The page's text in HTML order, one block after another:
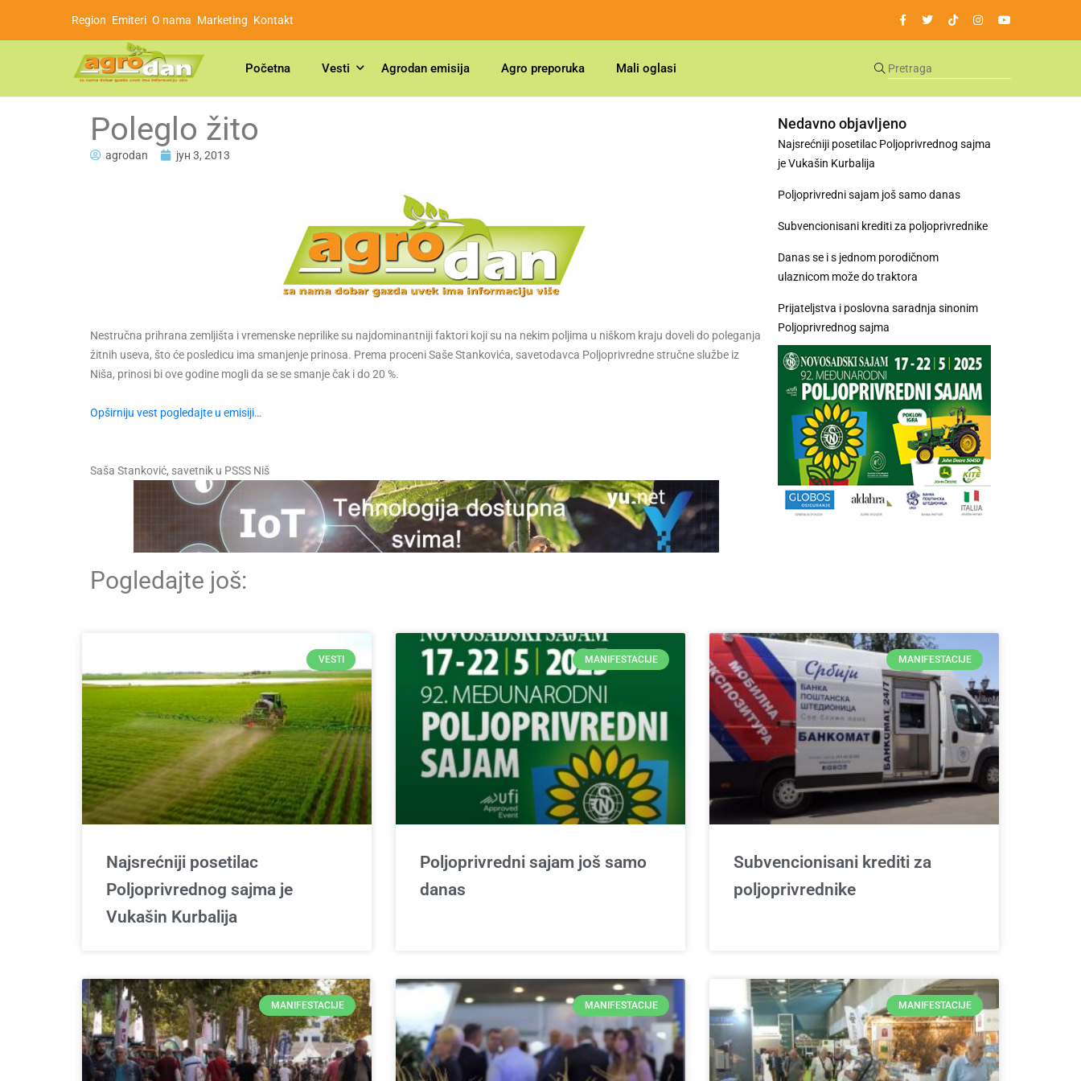
Region Emiteri O nama Marketing Kontakt
Početna Vesti Agrodan emisija Agro preporuka Mali oglasi
Poleglo žito
agrodan јун 3, 2013
Nestručna prihrana zemljišta i vremenske neprilike su najdominantniji faktori koji su na nekim poljima u niškom kraju doveli do poleganja
žitnih useva, što će posledicu ima smanjenje prinosa. Prema proceni Saše Stankovića, savetodavca Poljoprivredne stručne službe iz
Niša, prinosi bi ove godine mogli da se se smanje čak i do 20 %.
Opširniju vest pogledajte u emisiji…
Saša Stanković, savetnik u PSSS Niš
Pogledajte još:
Nedavno objavljeno
Najsrećniji posetilac Poljoprivrednog sajma
je Vukašin Kurbalija
Poljoprivredni sajam još samo danas
Subvencionisani krediti za poljoprivrednike
Danas se i s jednom porodičnom
ulaznicom može do traktora
Prijateljstva i poslovna saradnja sinonim
Poljoprivrednog sajma
VESTI
Najsrećniji posetilac
Poljoprivrednog sajma je
Vukašin Kurbalija
MANIFESTACIJE
Poljoprivredni sajam još samo
danas
MANIFESTACIJE
Subvencionisani krediti za
poljoprivrednike
MANIFESTACIJE MANIFESTACIJE MANIFESTACIJE